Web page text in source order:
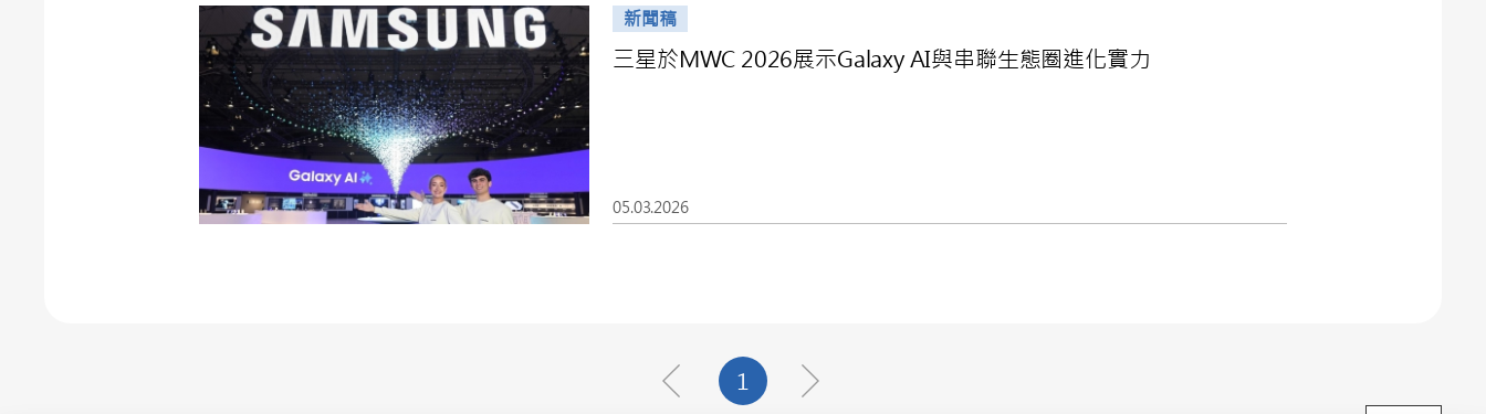
新聞稿
三星於MWC 2026展示Galaxy AI與串聯生態圈進化實力
05.03.2026
1